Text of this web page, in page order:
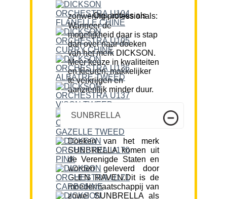
Ons advies als zonwering professionals:
Wanneer de
mogelijkheid daar is stap
dan over naar doeken
van het merk DICKSON.
Meer keuze in kwaliteiten
en kleuren, makkelijker
te verkrijgen en
aanzienlijk minder duur.
SUNBRELLA
Doeken van het merk
SUNBRELLA komen uit
de Verenigde Staten en
worden geleverd door
GLEN RAVEN.Dit is de
moedermaatschappij van
zowel SUNBRELLA als